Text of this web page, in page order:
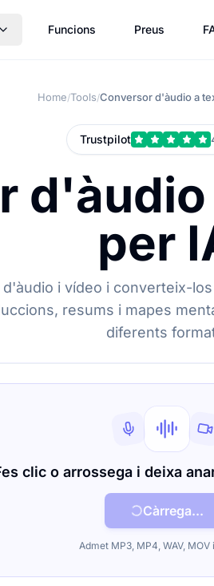
Funcions Preus
Home/Tools/Conversor d'àudio a
Trustpilot
per
i vídeo i converteix-
resums i mapes
diferents
clic o arrossega i deixa
Càrrega...
Admet MP3, MP4, WAV, MOV